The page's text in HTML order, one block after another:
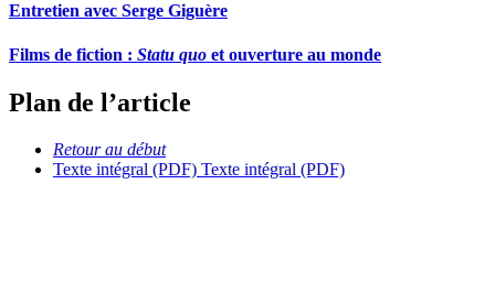
Entretien avec Serge Giguère
Films de fiction : Statu quo et ouverture au monde
Plan de l’article
Retour au début
Texte intégral (PDF) Texte intégral (PDF)